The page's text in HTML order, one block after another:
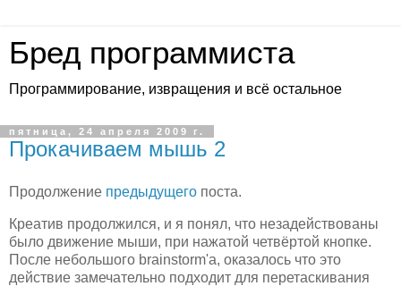
Бред программиста
Программирование, извращения и всё остальное
пятница, 24 апреля 2009 г.
Прокачиваем мышь 2
Продолжение предыдущего поста.
Креатив продолжился, и я понял, что незадействованы
было движение мыши, при нажатой четвёртой кнопке.
После небольшого brainstorm'а, оказалось что это
действие замечательно подходит для перетаскивания